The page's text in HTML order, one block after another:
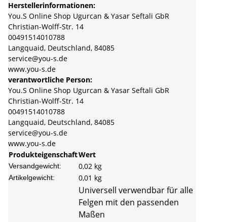
Herstellerinformationen:
You.S Online Shop Ugurcan & Yasar Seftali GbR
Christian-Wolff-Str. 14
00491514010788
Langquaid, Deutschland, 84085
service@you-s.de
www.you-s.de
verantwortliche Person:
You.S Online Shop Ugurcan & Yasar Seftali GbR
Christian-Wolff-Str. 14
00491514010788
Langquaid, Deutschland, 84085
service@you-s.de
www.you-s.de
ProdukteigenschaftWert
Versandgewicht: 0,02 kg
Artikelgewicht: 0,01 kg
Universell verwendbar für alle
Felgen mit den passenden
Maßen